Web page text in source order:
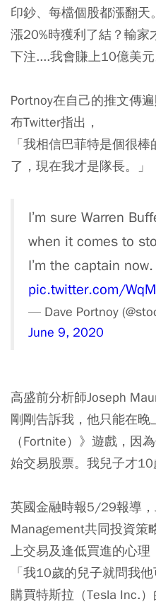
印鈔、每檔個股都漲翻
漲20%時獲利了結？輸家
下注....我會賺上10億美元
Portnoy在自己的推文傳
布Twitter指出，
「我相信巴菲特是個很
了，現在我才是隊長。」
I’m sure Warren
when it comes to
I’m the captain now.
pic.twitter.com/
— Dave Portnoy
June 9, 2020
高盛前分析師Joseph
剛剛告訴我，他只能在晚
（Fortnite）》遊戲，因
始交易股票。我兒子才10
英國金融時報5/29報導
Management共同投資策
上交易及逢低買進的心理
「我10歲的兒子就問我
購買特斯拉（Tesla Inc.）